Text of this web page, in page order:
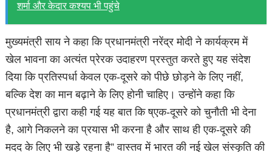
शर्मा और केदार कश्यप भी पहुंचे
मुख्यमंत्री साय ने कहा कि प्रधानमंत्री नरेंद्र मोदी ने कार्यक्रम में
खेल भावना का अत्यंत प्रेरक उदाहरण प्रस्तुत करते हुए यह संदेश
दिया कि प्रतिस्पर्धा केवल एक-दूसरे को पीछे छोड़ने के लिए नहीं,
बल्कि देश का मान बढ़ाने के लिए होनी चाहिए। उन्होंने कहा कि
प्रधानमंत्री द्वारा कही गई यह बात कि ष्एक-दूसरे को चुनौती भी देना
है, आगे निकलने का प्रयास भी करना है और साथ ही एक-दूसरे की
मदद के लिए भी खड़े रहना है” वास्तव में भारत की नई खेल संस्कृति की